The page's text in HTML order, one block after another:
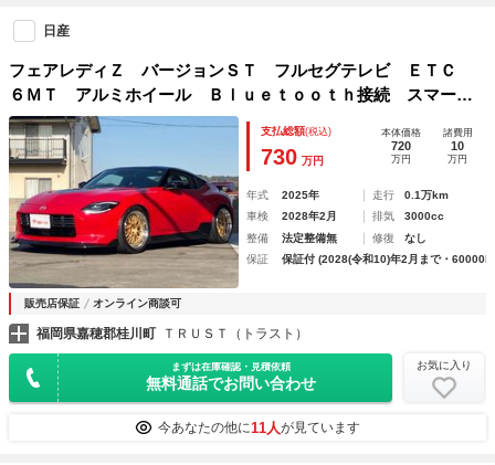
日産
フェアレディＺ バージョンＳＴ フルセグテレビ ＥＴＣ
６ＭＴ アルミホイール Ｂｌｕｅｔｏｏｔｈ接続 スマート
キー ＬＥＤヘッドランプ ＵＳＢ入力端子 クリアランスソ
ナー キーレスエントリー
支払総額(税込)
730 万円
本体価格
720
万円
諸費用
10
万円
年式 2025年 走行
0.1万km
車検
2028年2月 排気
3000cc
整備
法定整備無 修復
なし
保証
保証付 (2028(令和10)年2月まで・
販売店保証 オンライン商談可
福岡県嘉穂郡桂川町 ＴＲＵＳＴ（トラスト）
まずは在庫確認・見積依頼
無料通話でお問い合わせ
お気に入り
今あなたの他に11人が見ています